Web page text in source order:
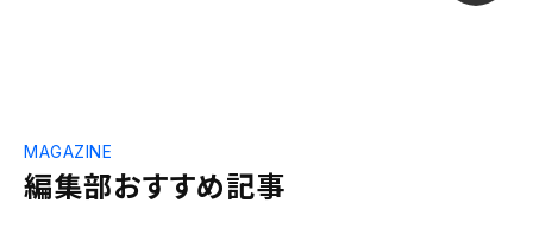
編集部おすすめ記事
MAGAZINE